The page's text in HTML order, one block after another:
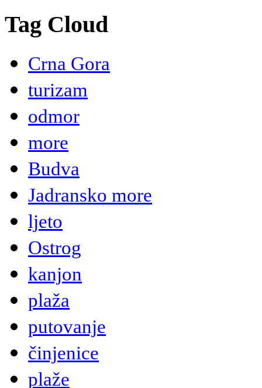
Tag Cloud
Crna Gora
turizam
odmor
more
Budva
Jadransko more
ljeto
Ostrog
kanjon
plaža
putovanje
činjenice
plaže